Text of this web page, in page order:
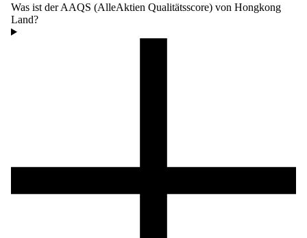
Was ist der AAQS (AlleAktien Qualitätsscore) von Hongkong
Land?